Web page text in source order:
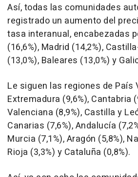
Así, todas las comunidades
registrado un aumento del
tasa interanual, encabezadas
(16,6%), Madrid (14,2%),
(13,0%), Baleares (13,0%) y
Le siguen las regiones de País
Extremadura (9,6%), Cantabria
Valenciana (8,9%), Castilla y
Canarias (7,6%), Andalucía
Murcia (7,1%), Aragón (5,8%),
Rioja (3,3%) y Cataluña (0,8%).